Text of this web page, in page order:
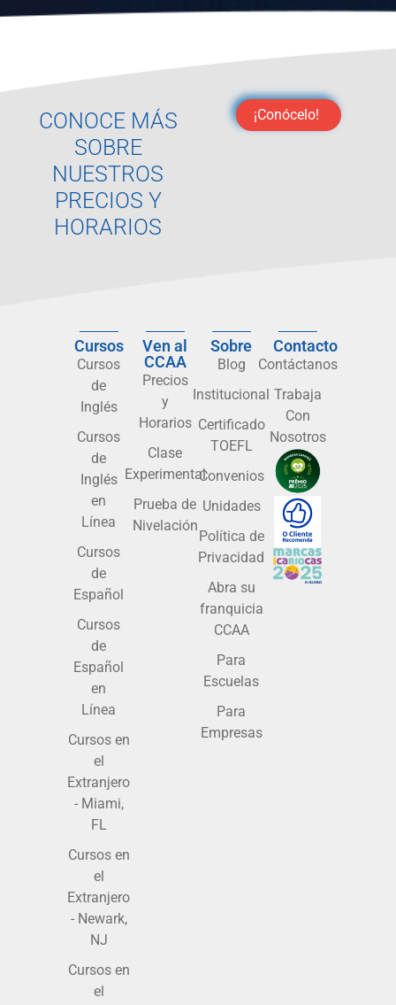
CONOCE MÁS
SOBRE
NUESTROS
PRECIOS Y
HORARIOS
¡Conócelo!
Cursos
Cursos
de
Inglés
Cursos
de
Inglés
en
Línea
Cursos
de
Español
Cursos
de
Español
en
Línea
Cursos en
el
Extranjero
- Miami,
FL
Cursos en
el
Extranjero
- Newark,
NJ
Cursos en
el
Ven al
CCAA
Precios
y
Horarios
Clase
Experimental
Prueba de
Nivelación
Sobre
Blog
Institucional
Certificado
TOEFL
Convenios
Unidades
Política de
Privacidad
Abra su
franquicia
CCAA
Para
Escuelas
Para
Empresas
Contacto
Contáctanos
Trabaja
Con
Nosotros